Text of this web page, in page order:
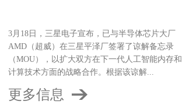
3月18日，三星电子宣布，已与半导体芯片大厂
AMD（超威）在三星平泽厂签署了谅解备忘录
（MOU），以扩大双方在下一代人工智能内存和
计算技术方面的战略合作。根据该谅解...
更多信息